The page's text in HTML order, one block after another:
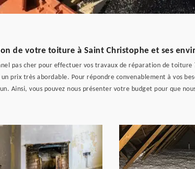
de votre toiture à Saint Christophe et ses
pas cher pour effectuer vos travaux de réparation de
prix très abordable. Pour répondre convenablement à vos
Ainsi, vous pouvez nous présenter votre budget pour que